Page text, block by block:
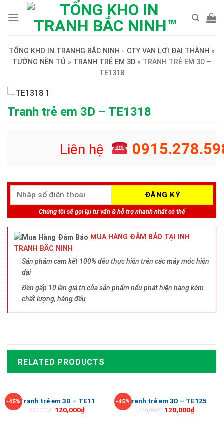
TỔNG KHO IN TRANHG BẮC NINH - CTY VẠN LỢI ĐẠI THÀNH »
TƯỜNG NỀN TỦ » TRANH TRẺ EM 3D » TRANH TRẺ EM 3D –
TE1318
Tranh trẻ em 3D – TE1318
Liên hệ
Chúng tôi sẽ gọi lại tư vấn & hỗ trợ nhanh nhất có thể
MUA HÀNG ĐẢM BẢO TẠI INH
TRANH BẮC NINH
Sản phảm cam kết 100% đều thực hiện trên các máy móc hiện
đại
Đền gấp 10 lần giá trị của sản phẩm nếu phát hiện hàng kém
chất lượng, hàng đểu
RELATED PRODUCTS
-45%Tranh trẻ em 3D – TE11
220,000₫ 120,000₫
-45%Tranh trẻ em 3D – TE125
220,000₫ 120,000₫